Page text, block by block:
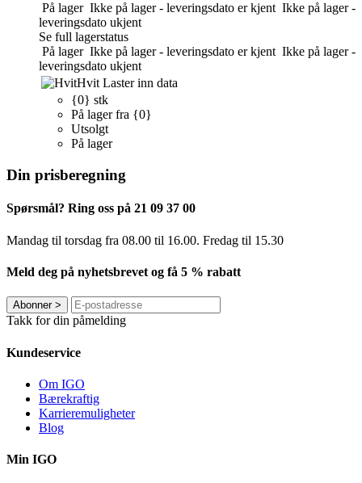
På lager Ikke på lager - leveringsdato er kjent Ikke på lager -
leveringsdato ukjent
Se full lagerstatus
På lager Ikke på lager - leveringsdato er kjent Ikke på lager -
leveringsdato ukjent
Hvit Laster inn data
{0} stk
På lager fra {0}
Utsolgt
På lager
Din prisberegning
Spørsmål? Ring oss på 21 09 37 00
Mandag til torsdag ​​fra 08.00 til 16.00. Fredag til 15.30
Meld deg på nyhetsbrevet og få 5 % rabatt
Abonner>
Takk for din påmelding
Kundeservice
Om IGO
Bærekraftig
Karrieremuligheter
Blog
Min IGO